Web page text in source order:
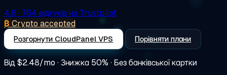
4.6 · 764 відгуків на Trustpilot
₿ Crypto accepted
Розгорнути CloudPanel VPS Порівняти плани
Від$2.48/mo · Знижка 50% · Без банківської картки